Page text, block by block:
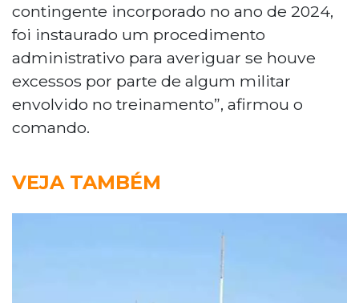
contingente incorporado no ano de 2024,
foi instaurado um procedimento
administrativo para averiguar se houve
excessos por parte de algum militar
envolvido no treinamento”, afirmou o
comando.
VEJA TAMBÉM